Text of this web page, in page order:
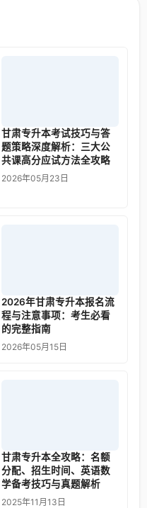
甘肃专升本考试技巧与答
题策略深度解析：三大公
共课高分应试方法全攻略
2026年05月23日
2026年甘肃专升本报名流
程与注意事项：考生必看
的完整指南
2026年05月15日
甘肃专升本全攻略：名额
分配、招生时间、英语数
学备考技巧与真题解析
2025年11月13日